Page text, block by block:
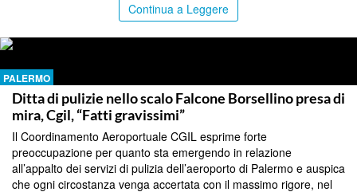
Continua a Leggere
PALERMO
Ditta di pulizie nello scalo Falcone Borsellino presa di
mira, Cgil, “Fatti gravissimi”
Il Coordinamento Aeroportuale CGIL esprime forte
preoccupazione per quanto sta emergendo in relazione
all’appalto dei servizi di pulizia dell’aeroporto di Palermo e auspica
che ogni circostanza venga accertata con il massimo rigore, nel